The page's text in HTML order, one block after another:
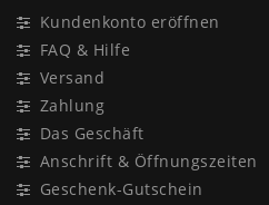
Kundenkonto eröffnen
FAQ & Hilfe
Versand
Zahlung
Das Geschäft
Anschrift & Öffnungszeiten
Geschenk-Gutschein